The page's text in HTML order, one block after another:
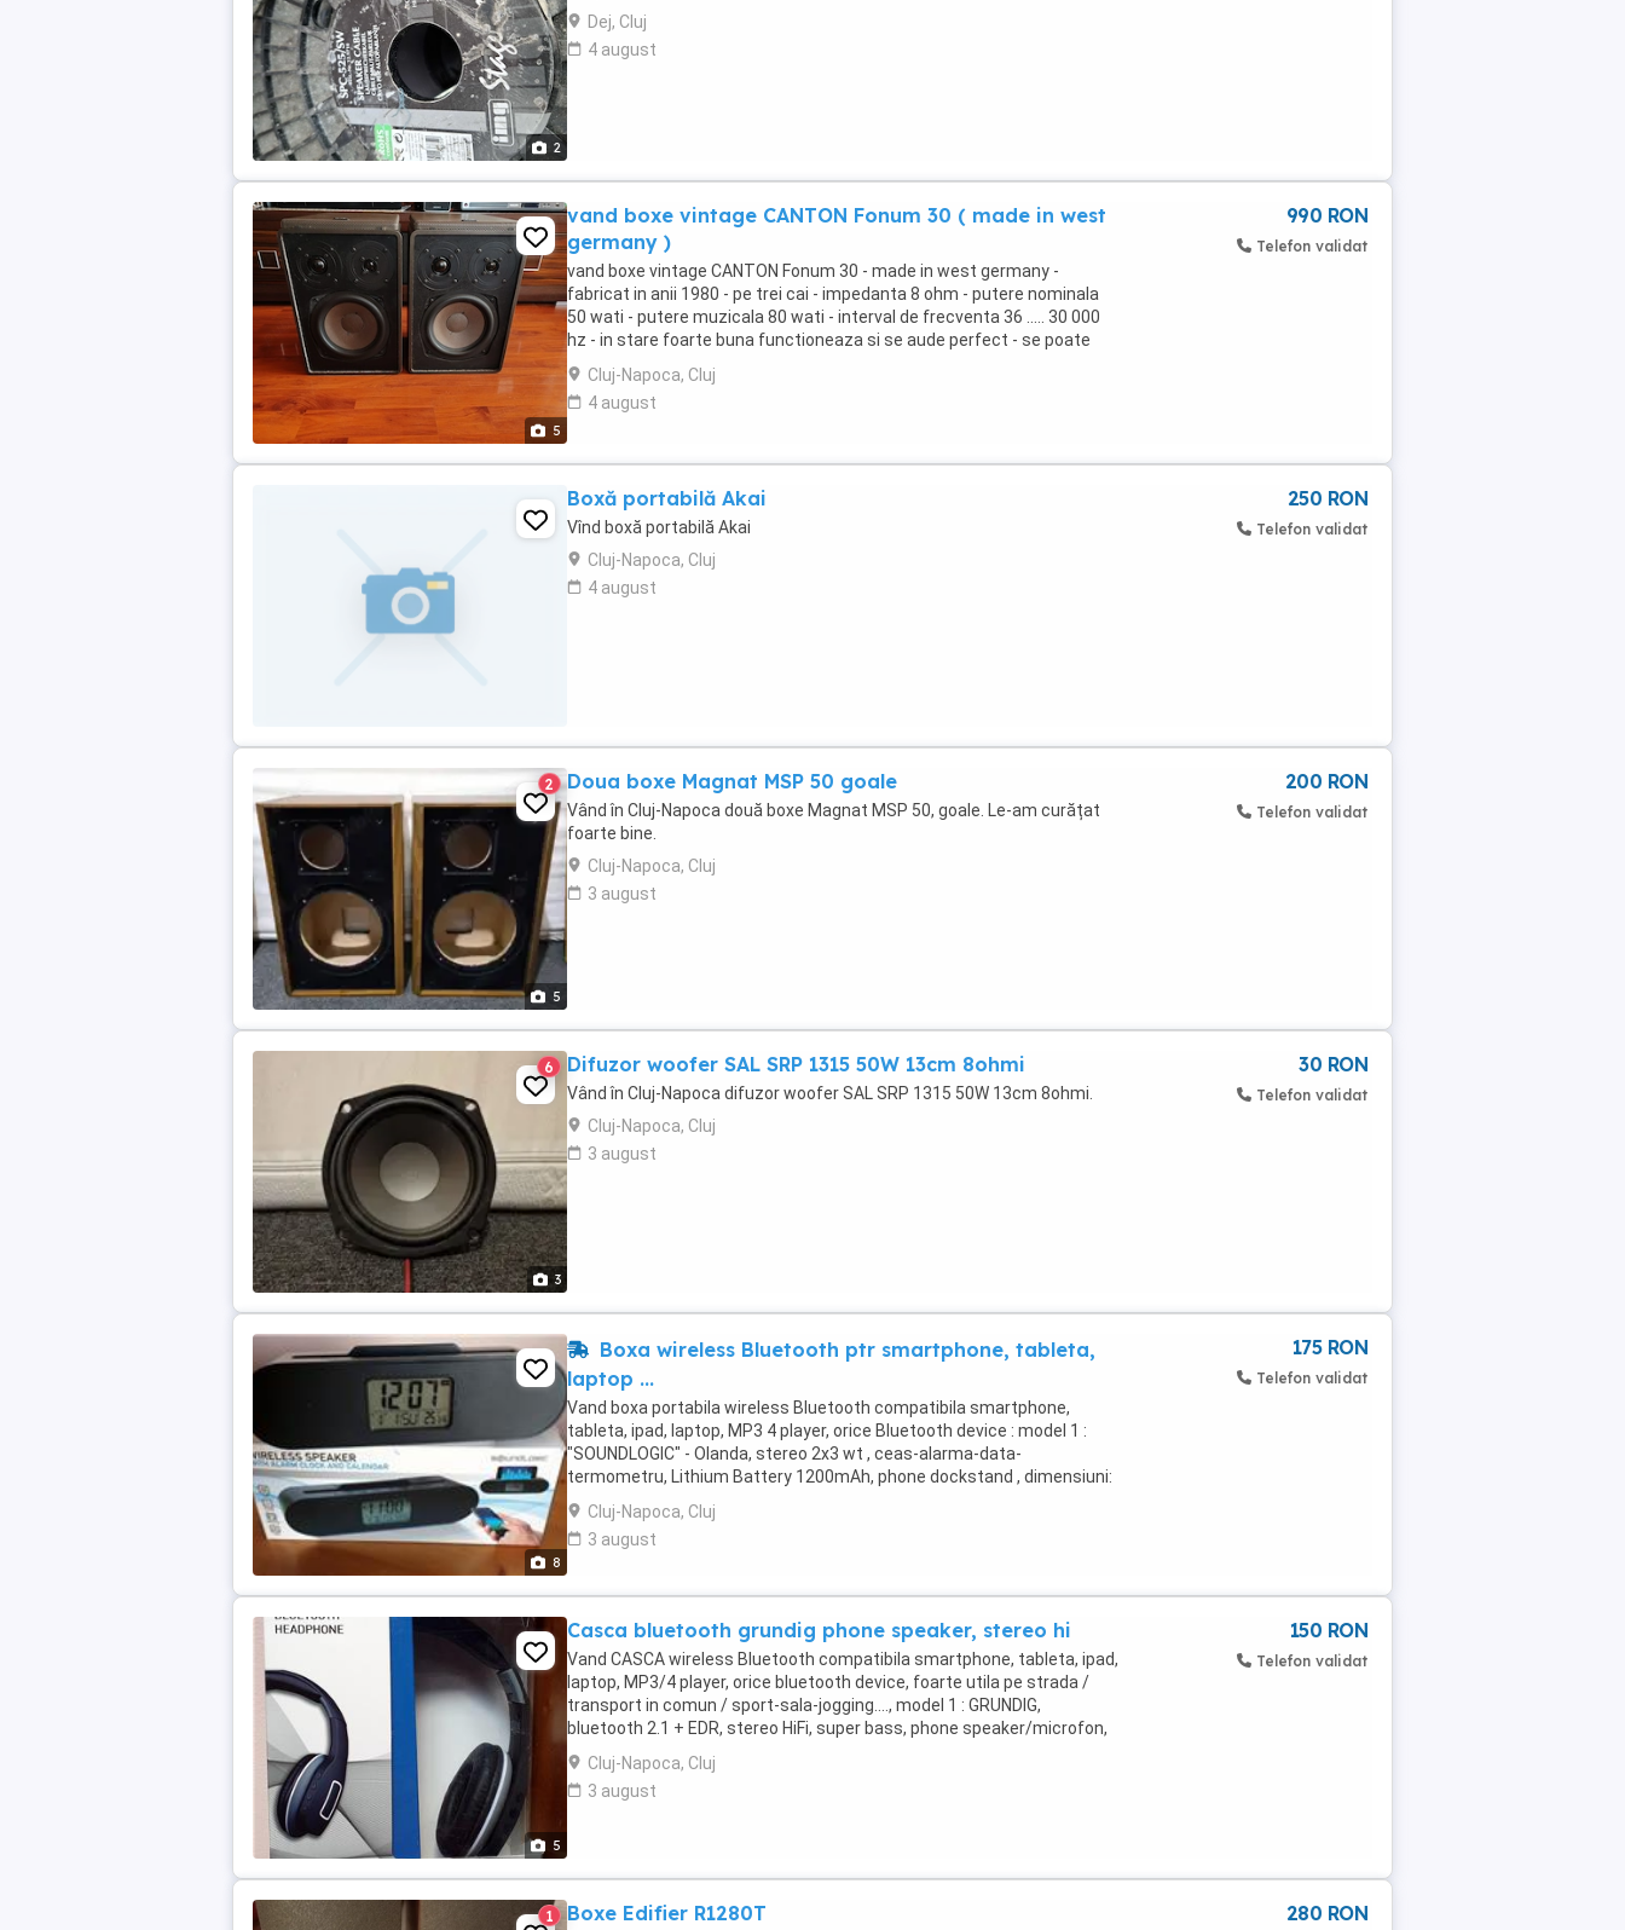
2
Dej, Cluj
4 august
5
vand boxe vintage CANTON Fonum 30 ( made in west
germany )
vand boxe vintage CANTON Fonum 30 - made in west germany -
fabricat in anii 1980 - pe trei cai - impedanta 8 ohm - putere nominala
50 wati - putere muzicala 80 wati - interval de frecventa 36 ..... 30 000
hz - in stare foarte buna functioneaza si se aude perfect - se poate
vedea in huedin sau cluj - ...
Cluj-Napoca, Cluj
4 august
990 RON
Telefon validat
Boxă portabilă Akai
Vînd boxă portabilă Akai
Cluj-Napoca, Cluj
4 august
250 RON
Telefon validat
5
2 Doua boxe Magnat MSP 50 goale
Vând în Cluj-Napoca două boxe Magnat MSP 50, goale. Le-am curățat
foarte bine.
Cluj-Napoca, Cluj
3 august
200 RON
Telefon validat
3
6 Difuzor woofer SAL SRP 1315 50W 13cm 8ohmi
Vând în Cluj-Napoca difuzor woofer SAL SRP 1315 50W 13cm 8ohmi.
Cluj-Napoca, Cluj
3 august
30 RON
Telefon validat
8
Boxa wireless Bluetooth ptr smartphone, tableta,
laptop ...
Vand boxa portabila wireless Bluetooth compatibila smartphone,
tableta, ipad, laptop, MP3 4 player, orice Bluetooth device : model 1 :
"SOUNDLOGIC" - Olanda, stereo 2x3 wt , ceas-alarma-data-
termometru, Lithium Battery 1200mAh, phone dockstand , dimensiuni:
L 240 x l 60 x h 65 mm, pret 175 lei model ...
Cluj-Napoca, Cluj
3 august
175 RON
Telefon validat
5
Casca bluetooth grundig phone speaker, stereo hi
Vand CASCA wireless Bluetooth compatibila smartphone, tableta, ipad,
laptop, MP3/4 player, orice bluetooth device, foarte utila pe strada /
transport in comun / sport-sala-jogging…., model 1 : GRUNDIG,
bluetooth 2.1 + EDR, stereo HiFi, super bass, phone speaker/microfon,
Lithium Battery 250mAh, comenzi ...
Cluj-Napoca, Cluj
3 august
150 RON
Telefon validat
1 Boxe Edifier R1280T 280 RON